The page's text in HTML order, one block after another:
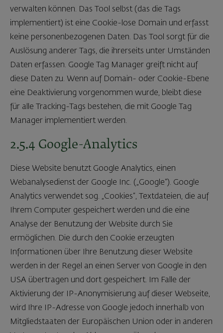
verwalten können. Das Tool selbst (das die Tags
implementiert) ist eine Cookie-lose Domain und erfasst
keine personenbezogenen Daten. Das Tool sorgt für die
Auslösung anderer Tags, die ihrerseits unter Umständen
Daten erfassen. Google Tag Manager greift nicht auf
diese Daten zu. Wenn auf Domain- oder Cookie-Ebene
eine Deaktivierung vorgenommen wurde, bleibt diese
für alle Tracking-Tags bestehen, die mit Google Tag
Manager implementiert werden.
2.5.4 Google-Analytics
Diese Website benutzt Google Analytics, einen
Webanalysedienst der Google Inc. („Google“). Google
Analytics verwendet sog. „Cookies“, Textdateien, die auf
Ihrem Computer gespeichert werden und die eine
Analyse der Benutzung der Website durch Sie
ermöglichen. Die durch den Cookie erzeugten
Informationen über Ihre Benutzung dieser Website
werden in der Regel an einen Server von Google in den
USA übertragen und dort gespeichert. Im Falle der
Aktivierung der IP-Anonymisierung auf dieser Webseite,
wird Ihre IP-Adresse von Google jedoch innerhalb von
Mitgliedstaaten der Europäischen Union oder in anderen